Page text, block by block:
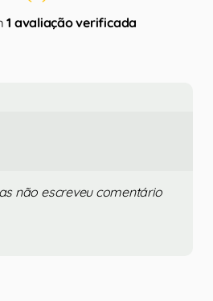
1 avaliação verificada
não escreveu comentário